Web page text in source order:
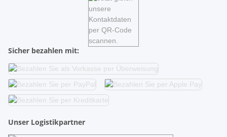
Sicher bezahlen mit:
Unser Logistikpartner